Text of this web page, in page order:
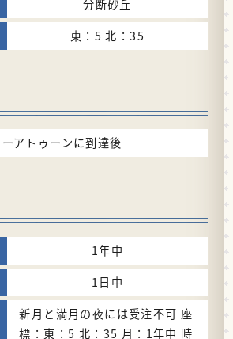
分断砂丘
東：5 北：35
ーアトゥーンに到達後
1年中
1日中
新月と満月の夜には受注不可 座
標：東：5 北：35 月：1年中 時